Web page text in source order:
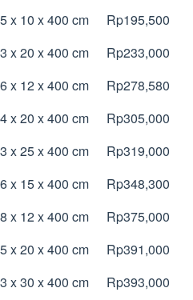
5 x 10 x 400 cm
Rp195,500
3 x 20 x 400 cm
Rp233,000
6 x 12 x 400 cm
Rp278,580
4 x 20 x 400 cm
Rp305,000
3 x 25 x 400 cm
Rp319,000
6 x 15 x 400 cm
Rp348,300
8 x 12 x 400 cm
Rp375,000
5 x 20 x 400 cm
Rp391,000
3 x 30 x 400 cm
Rp393,000